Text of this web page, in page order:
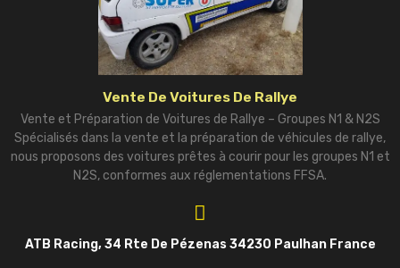
Vente De Voitures De Rallye
Vente et Préparation de Voitures de Rallye – Groupes N1 & N2S
Spécialisés dans la vente et la préparation de véhicules de rallye,
nous proposons des voitures prêtes à courir pour les groupes N1 et
N2S, conformes aux réglementations FFSA.
ATB Racing, 34 Rte De Pézenas 34230 Paulhan France